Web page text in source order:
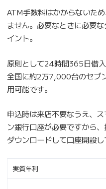
ATM手数料はかからないた
ません。必要なときに必要
イント。
原則として24時間365日借入
全国に約2万7,000台のセブ
用可能です。
申込時は来店不要なうえ、
ン銀行口座が必要ですから
ダウンロードして口座開設し
実質年利